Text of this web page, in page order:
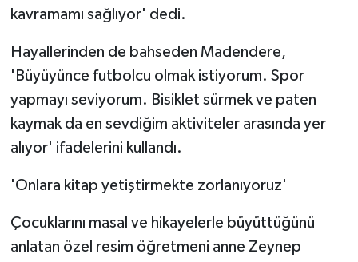
kavramamı sağlıyor' dedi.
Hayallerinden de bahseden Madendere,
'Büyüyünce futbolcu olmak istiyorum. Spor
yapmayı seviyorum. Bisiklet sürmek ve paten
kaymak da en sevdiğim aktiviteler arasında yer
alıyor' ifadelerini kullandı.
'Onlara kitap yetiştirmekte zorlanıyoruz'
Çocuklarını masal ve hikayelerle büyüttüğünü
anlatan özel resim öğretmeni anne Zeynep